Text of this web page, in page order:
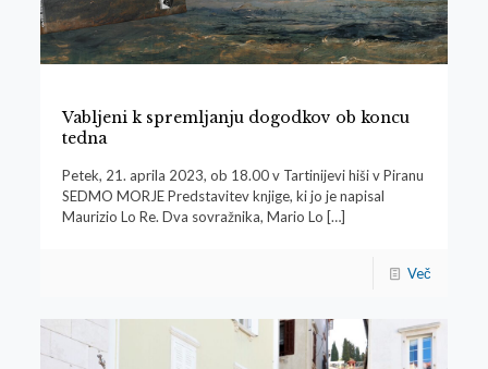
Vabljeni k spremljanju dogodkov ob koncu
tedna
Petek, 21. aprila 2023, ob 18.00 v Tartinijevi hiši v Piranu
SEDMO MORJE Predstavitev knjige, ki jo je napisal
Maurizio Lo Re. Dva sovražnika, Mario Lo […]
Več